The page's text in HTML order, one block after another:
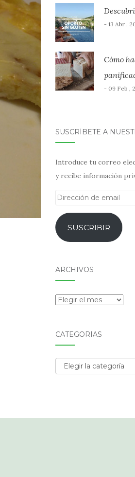
- 13 Abr ,
Cómo
- 09 Feb ,
SUSCRÍBETE A
Introduce tu correo
y recibe información
Dirección
emailSUSCRIBIR
ARCHIVOS
Archivos
CATEGORÍAS
Categorías